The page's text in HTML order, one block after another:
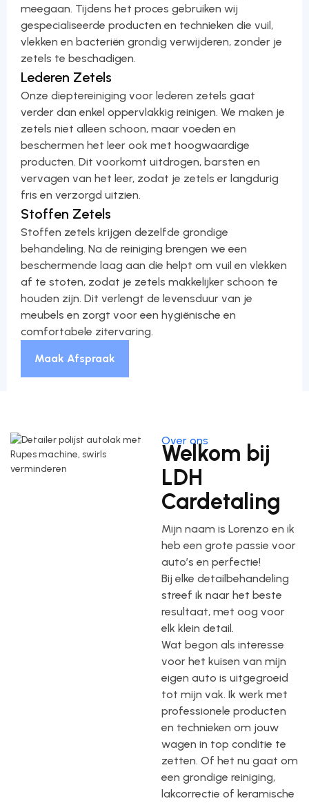
meegaan. Tijdens het proces gebruiken wij
gespecialiseerde producten en technieken die vuil,
vlekken en bacteriën grondig verwijderen, zonder je
zetels te beschadigen.
Lederen Zetels
Onze dieptereiniging voor lederen zetels gaat
verder dan enkel oppervlakkig reinigen. We maken je
zetels niet alleen schoon, maar voeden en
beschermen het leer ook met hoogwaardige
producten. Dit voorkomt uitdrogen, barsten en
vervagen van het leer, zodat je zetels er langdurig
fris en verzorgd uitzien.
Stoffen Zetels
Stoffen zetels krijgen dezelfde grondige
behandeling. Na de reiniging brengen we een
beschermende laag aan die helpt om vuil en vlekken
af te stoten, zodat je zetels makkelijker schoon te
houden zijn. Dit verlengt de levensduur van je
meubels en zorgt voor een hygiënische en
comfortabele zitervaring.
Maak Afspraak
Over ons
Welkom bij
LDH
Cardetaling
Mijn naam is Lorenzo en ik
heb een grote passie voor
auto’s en perfectie!
Bij elke detailbehandeling
streef ik naar het beste
resultaat, met oog voor
elk klein detail.
Wat begon als interesse
voor het kuisen van mijn
eigen auto is uitgegroeid
tot mijn vak. Ik werk met
professionele producten
en technieken om jouw
wagen in top conditie te
zetten. Of het nu gaat om
een grondige reiniging,
lakcorrectie of keramische